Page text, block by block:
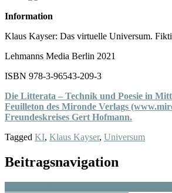
Information
Klaus Kayser: Das virtuelle Universum.
Lehmanns Media Berlin 2021
ISBN 978-3-96543-209-3
Die Litterata – Technik und Poesie in
Feuilleton des Mironde Verlags
Freundeskreises Gert Hofmann.
Tagged KI, Klaus Kayser, Universum
Beitragsnavigation